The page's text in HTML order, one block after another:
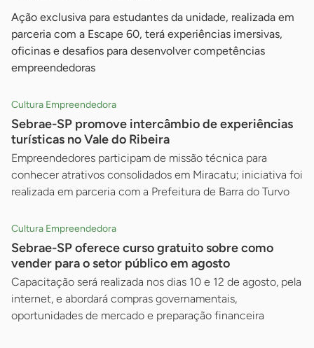
Ação exclusiva para estudantes da unidade, realizada em
parceria com a Escape 60, terá experiências imersivas,
oficinas e desafios para desenvolver competências
empreendedoras
Cultura Empreendedora
Sebrae-SP promove intercâmbio de experiências
turísticas no Vale do Ribeira
Empreendedores participam de missão técnica para
conhecer atrativos consolidados em Miracatu; iniciativa foi
realizada em parceria com a Prefeitura de Barra do Turvo
Cultura Empreendedora
Sebrae-SP oferece curso gratuito sobre como
vender para o setor público em agosto
Capacitação será realizada nos dias 10 e 12 de agosto, pela
internet, e abordará compras governamentais,
oportunidades de mercado e preparação financeira